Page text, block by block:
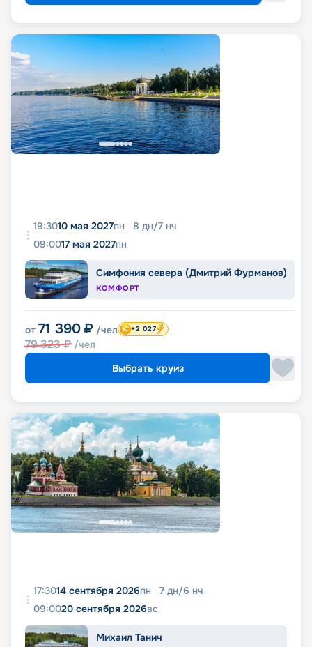
19:3010 мая 2027пн 8 дн/7 нч
09:0017 мая 2027пн
Симфония севера (Дмитрий Фурманов)
КОМФОРТ
от 71 390 ₽ /чел
79 323₽ /чел
+2 027
Выбрать круиз
17:3014 сентября 2026пн 7 дн/6 нч
09:0020 сентября 2026вс
Михаил Танич